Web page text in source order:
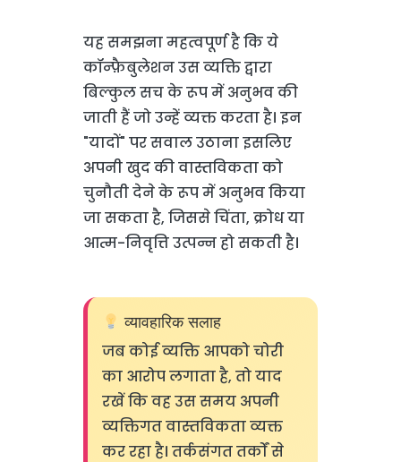
यह समझना महत्वपूर्ण है कि ये
कॉन्फ़ैबुलेशन उस व्यक्ति द्वारा
बिल्कुल सच के रूप में अनुभव की
जाती हैं जो उन्हें व्यक्त करता है। इन
"यादों" पर सवाल उठाना इसलिए
अपनी खुद की वास्तविकता को
चुनौती देने के रूप में अनुभव किया
जा सकता है, जिससे चिंता, क्रोध या
आत्म-निवृत्ति उत्पन्न हो सकती है।
व्यावहारिक सलाह
जब कोई व्यक्ति आपको चोरी
का आरोप लगाता है, तो याद
रखें कि वह उस समय अपनी
व्यक्तिगत वास्तविकता व्यक्त
कर रहा है। तर्कसंगत तर्कों से